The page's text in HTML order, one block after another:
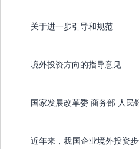
关于进一步引导和规范
境外投资方向的指导意见
国家发展改革委 商务部 人民
近年来，我国企业境外投资